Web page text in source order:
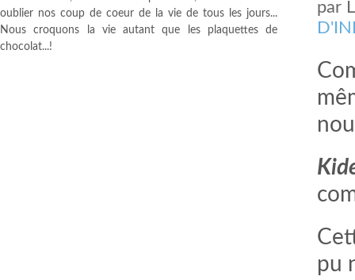
par
pu
oublier nos coup de coeur de la vie de tous les jours...
Nous croquons la vie autant que les plaquettes de
chocolat...!